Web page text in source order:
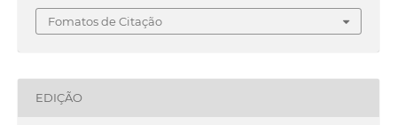
Fomatos de Citação
EDIÇÃO